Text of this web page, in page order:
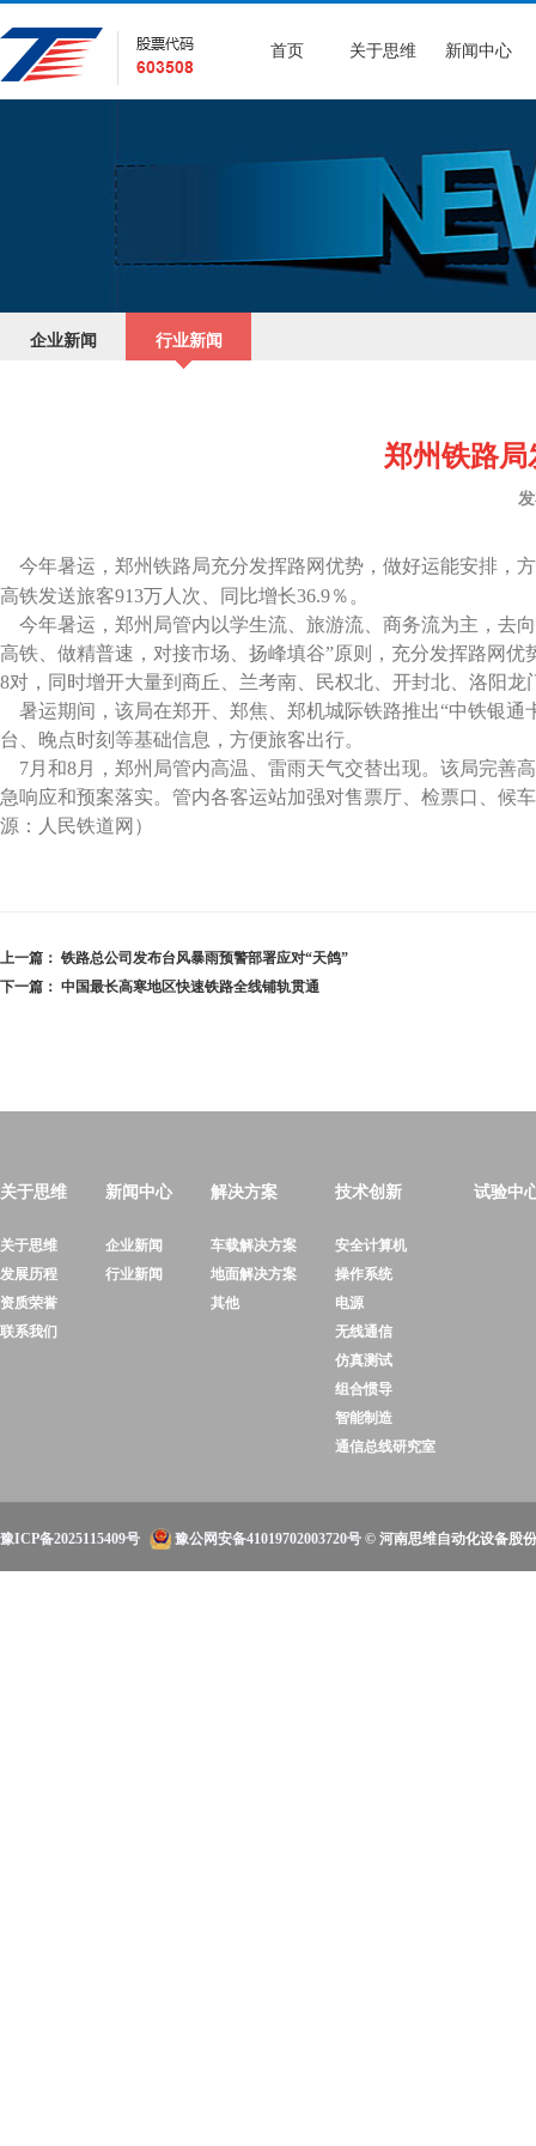
首页 关于思维 新闻中心
企业新闻 行业新闻
郑州铁路
今年暑运，郑州铁路局充分发挥路网优势，做好运能安排，
高铁发送旅客913万人次、同比增长36.9％。
今年暑运，郑州局管内以学生流、旅游流、商务流为主，去
高铁、做精普速，对接市场、扬峰填谷”原则，充分发挥路网
8对，同时增开大量到商丘、兰考南、民权北、开封北、洛阳龙
暑运期间，该局在郑开、郑焦、郑机城际铁路推出“中铁银
台、晚点时刻等基础信息，方便旅客出行。
7月和8月，郑州局管内高温、雷雨天气交替出现。该局完善
急响应和预案落实。管内各客运站加强对售票厅、检票口、候
源：人民铁道网）
上一篇： 铁路总公司发布台风暴雨预警部署应对“天鸽”
下一篇： 中国最长高寒地区快速铁路全线铺轨贯通
关于思维
关于思维
发展历程
资质荣誉
联系我们
新闻中心
企业新闻
行业新闻
解决方案
车载解决方案
地面解决方案
其他
技术创新
安全计算机
操作系统
电源
无线通信
仿真测试
组合惯导
智能制造
通信总线研究室
试验中
豫ICP备2025115409号 豫公网安备41019702003720号 © 河南思维自动化设备股